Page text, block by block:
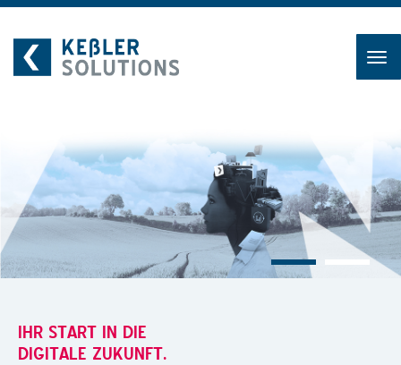
IHR START IN DIE
DIGITALE ZUKUNFT.